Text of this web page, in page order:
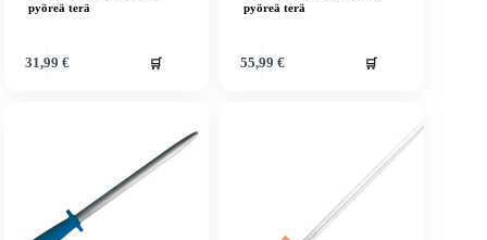
pyöreä terä
31,99 € 🛒
pyöreä terä
55,99 € 🛒